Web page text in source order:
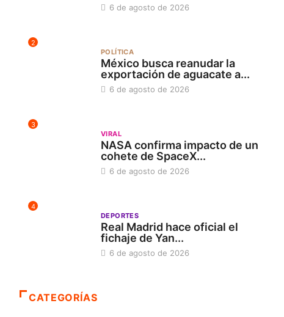
6 de agosto de 2026
2
POLÍTICA
México busca reanudar la
exportación de aguacate a...
6 de agosto de 2026
3
VIRAL
NASA confirma impacto de un
cohete de SpaceX...
6 de agosto de 2026
4
DEPORTES
Real Madrid hace oficial el
fichaje de Yan...
6 de agosto de 2026
CATEGORÍAS